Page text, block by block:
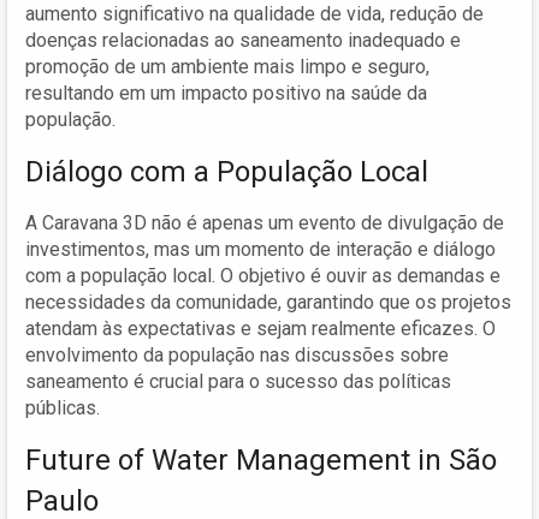
aumento significativo na qualidade de vida, redução de
doenças relacionadas ao saneamento inadequado e
promoção de um ambiente mais limpo e seguro,
resultando em um impacto positivo na saúde da
população.
Diálogo com a População Local
A Caravana 3D não é apenas um evento de divulgação de
investimentos, mas um momento de interação e diálogo
com a população local. O objetivo é ouvir as demandas e
necessidades da comunidade, garantindo que os projetos
atendam às expectativas e sejam realmente eficazes. O
envolvimento da população nas discussões sobre
saneamento é crucial para o sucesso das políticas
públicas.
Future of Water Management in São
Paulo